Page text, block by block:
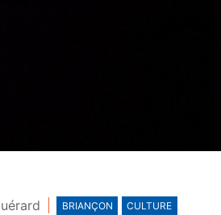
BRIANÇON CULTURE